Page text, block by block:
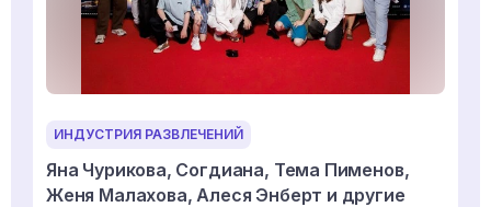
ИНДУСТРИЯ РАЗВЛЕЧЕНИЙ
Яна Чурикова, Согдиана, Тема Пименов,
Женя Малахова, Алеся Энберт и другие